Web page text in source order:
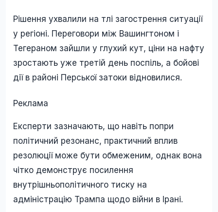
Рішення ухвалили на тлі загострення ситуації
у регіоні. Переговори між Вашингтоном і
Тегераном зайшли у глухий кут, ціни на нафту
зростають уже третій день поспіль, а бойові
дії в районі Перської затоки відновилися.
Реклама
Експерти зазначають, що навіть попри
політичний резонанс, практичний вплив
резолюції може бути обмеженим, однак вона
чітко демонструє посилення
внутрішньополітичного тиску на
адміністрацію Трампа щодо війни в Ірані.